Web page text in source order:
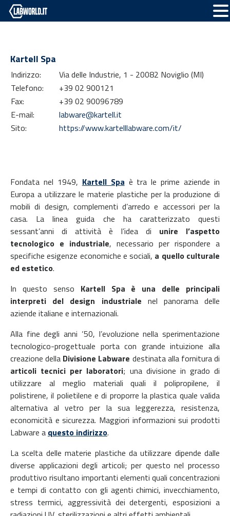
Kartell Spa
Indirizzo:
Via delle Industrie, 1 - 20082 Noviglio (MI)
Telefono:
+39 02 900121
Fax:
+39 02 90096789
E-mail:
labware@kartell.it
Sito:
https://www.kartelllabware.com/it/
Fondata nel 1949, Kartell Spa è tra le prime aziende in
Europa a utilizzare le materie plastiche per la produzione di
mobili di design, complementi d’arredo e accessori per la
casa. La linea guida che ha caratterizzato questi
sessant’anni di attività è l’idea di unire l’aspetto
tecnologico e industriale, necessario per rispondere a
specifiche esigenze economiche e sociali, a quello culturale
ed estetico.
In questo senso Kartell Spa è una delle principali
interpreti del design industriale nel panorama delle
aziende italiane e internazionali.
Alla fine degli anni ‘50, l’evoluzione nella sperimentazione
tecnologico-progettuale porta con grande intuizione alla
creazione della Divisione Labware destinata alla fornitura di
articoli tecnici per laboratori; una divisione in grado di
utilizzare al meglio materiali quali il polipropilene, il
polistirene, il polietilene e di proporre la plastica quale valida
alternativa al vetro per la sua leggerezza, resistenza,
economicità e sicurezza. Maggiori informazioni sui prodotti
Labware a questo indirizzo.
La scelta delle materie plastiche da utilizzare dipende dalle
diverse applicazioni degli articoli; per questo nel processo
produttivo risultano importanti elementi quali concentrazioni
e tempi di contatto con gli agenti chimici, invecchiamento,
stress termici, aggressività dei detergenti, esposizioni a